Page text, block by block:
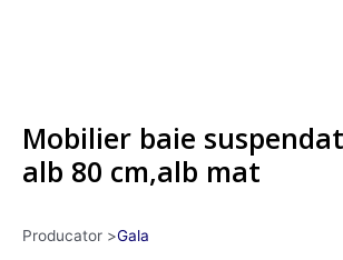
Mobilier baie
alb 80 cm,alb mat
Producator >Gala